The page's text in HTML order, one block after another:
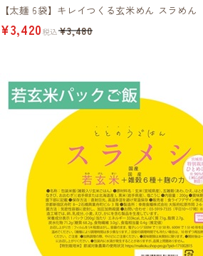
【太麺 6袋】キレイつくる玄米めん スラめん
¥3,420 税込¥3,480